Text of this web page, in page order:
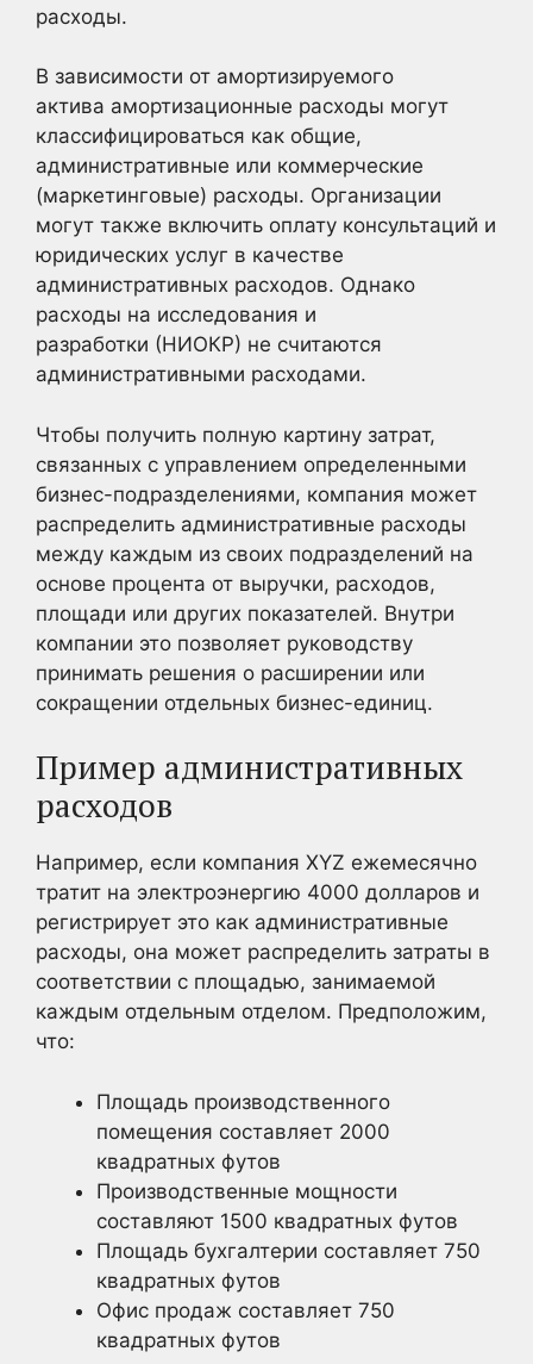
расходы.
В зависимости от амортизируемого
актива амортизационные расходы могут
классифицироваться как общие,
административные или коммерческие
(маркетинговые) расходы. Организации
могут также включить оплату консультаций и
юридических услуг в качестве
административных расходов. Однако
расходы на исследования и
разработки (НИОКР) не считаются
административными расходами.
Чтобы получить полную картину затрат,
связанных с управлением определенными
бизнес-подразделениями, компания может
распределить административные расходы
между каждым из своих подразделений на
основе процента от выручки, расходов,
площади или других показателей. Внутри
компании это позволяет руководству
принимать решения о расширении или
сокращении отдельных бизнес-единиц.
Пример административных
расходов
Например, если компания XYZ ежемесячно
тратит на электроэнергию 4000 долларов и
регистрирует это как административные
расходы, она может распределить затраты в
соответствии с площадью, занимаемой
каждым отдельным отделом. Предположим,
что:
Площадь производственного
помещения составляет 2000
квадратных футов
Производственные мощности
составляют 1500 квадратных футов
Площадь бухгалтерии составляет 750
квадратных футов
Офис продаж составляет 750
квадратных футов